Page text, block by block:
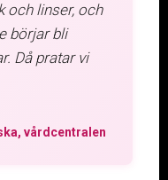
och linser, och
börjar bli
Då pratar vi
vårdcentralen